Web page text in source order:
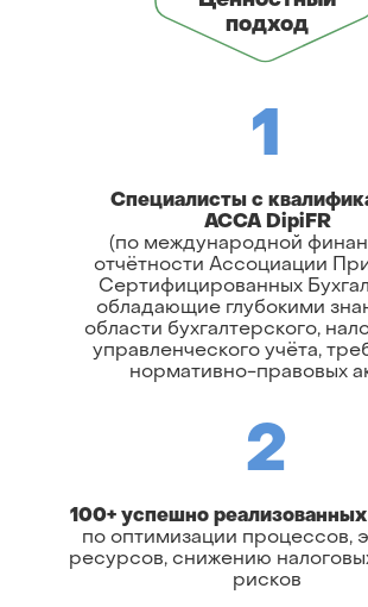
подход
Специалисты с
ACCA DipiFR
(по международной
отчётности Ассоциации
Сертифицированных
обладающие глубокими
области бухгалтерского,
управленческого учёта,
нормативно-правовых
100+ успешно
по оптимизации процессов,
ресурсов, снижению
рисков
1
2